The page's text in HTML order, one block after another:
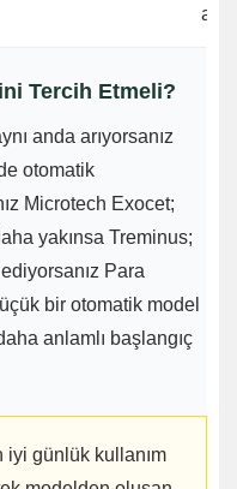
Tercih Etmeli?
anda arıyorsanız
otomatik
Microtech Exocet;
yakınsa Treminus;
Para
bir otomatik model
anlamlı başlangıç
iyi günlük kullanım